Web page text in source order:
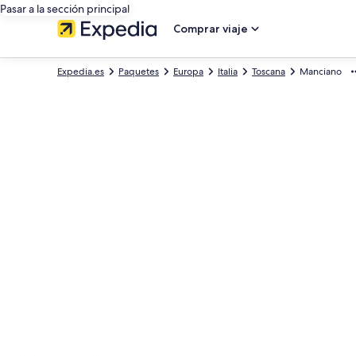
Pasar a la sección principal
Comprar viaje
Manciano
Toscana
Italia
Europa
Paquetes
Expedia.es